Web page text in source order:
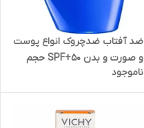
ضد آفتاب‌ ضدچروک‌ انواع پوست
و صورت و بدن SPF+50 حجم
50میل شیسیدو
ناموجود